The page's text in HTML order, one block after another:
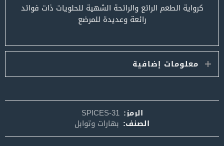
كرواية الطعم الرائع والرائحة الشهية للحلويات ذات فوائد
رائعة وعديدة للمرضع
معلومات إضافية
الرمز: SPICES-31
الصنف: بهارات وتوابل